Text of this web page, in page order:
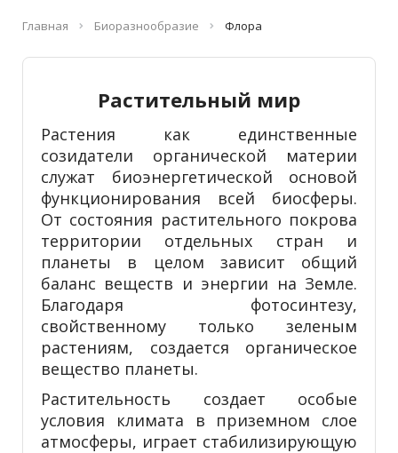
Главная Биоразнообразие Флора
Растительный мир
Растения как единственные
созидатели органической материи
служат биоэнергетической основой
функционирования всей биосферы.
От состояния растительного покрова
территории отдельных стран и
планеты в целом зависит общий
баланс веществ и энергии на Земле.
Благодаря фотосинтезу,
свойственному только зеленым
растениям, создается органическое
вещество планеты.
Растительность создает особые
условия климата в приземном слое
атмосферы, играет стабилизирующую